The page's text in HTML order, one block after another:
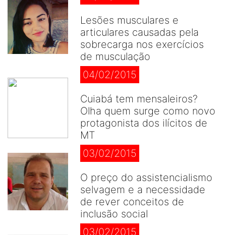
Lesões musculares e
articulares causadas pela
sobrecarga nos exercícios
de musculação
04/02/2015
Cuiabá tem mensaleiros?
Olha quem surge como novo
protagonista dos ilícitos de
MT
03/02/2015
O preço do assistencialismo
selvagem e a necessidade
de rever conceitos de
inclusão social
03/02/2015